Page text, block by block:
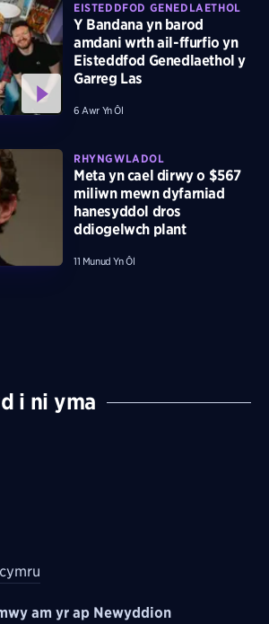
EISTEDDFOD GENEDLAETHOL
Y Bandana yn barod
amdani wrth ail-ffurfio yn
Eisteddfod Genedlaethol y
Garreg Las
6 Awr Yn Ôl
RHYNGWLADOL
Meta yn cael dirwy o $567
miliwn mewn dyfarniad
hanesyddol dros
ddiogelwch plant
11 Munud Yn Ôl
i ni yma
am yr ap Newyddion